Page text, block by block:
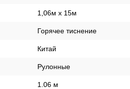
1,06м x 15м
Горячее тиснение
Китай
Рулонные
1.06 м